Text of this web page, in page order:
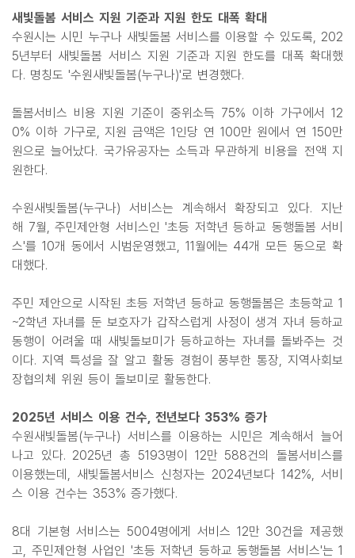
새빛돌봄 서비스 지원 기준과 지원 한도 대폭 확대
수원시는 시민 누구나 새빛돌봄 서비스를 이용할 수 있도록, 202
5년부터 새빛돌봄 서비스 지원 기준과 지원 한도를 대폭 확대했
다. 명칭도 '수원새빛돌봄(누구나)'로 변경했다.
돌봄서비스 비용 지원 기준이 중위소득 75% 이하 가구에서 12
0% 이하 가구로, 지원 금액은 1인당 연 100만 원에서 연 150만
원으로 늘어났다. 국가유공자는 소득과 무관하게 비용을 전액 지
원한다.
수원새빛돌봄(누구나) 서비스는 계속해서 확장되고 있다. 지난
해 7월, 주민제안형 서비스인 '초등 저학년 등하교 동행돌봄 서비
스'를 10개 동에서 시범운영했고, 11월에는 44개 모든 동으로 확
대했다.
주민 제안으로 시작된 초등 저학년 등하교 동행돌봄은 초등학교 1
~2학년 자녀를 둔 보호자가 갑작스럽게 사정이 생겨 자녀 등하교
동행이 어려울 때 새빛돌보미가 등하교하는 자녀를 돌봐주는 것
이다. 지역 특성을 잘 알고 활동 경험이 풍부한 통장, 지역사회보
장협의체 위원 등이 돌보미로 활동한다.
2025년 서비스 이용 건수, 전년보다 353% 증가
수원새빛돌봄(누구나) 서비스를 이용하는 시민은 계속해서 늘어
나고 있다. 2025년 총 5193명이 12만 588건의 돌봄서비스를
이용했는데, 새빛돌봄서비스 신청자는 2024년보다 142%, 서비
스 이용 건수는 353% 증가했다.
8대 기본형 서비스는 5004명에게 서비스 12만 30건을 제공했
고, 주민제안형 사업인 '초등 저학년 등하교 동행돌봄 서비스'는 1